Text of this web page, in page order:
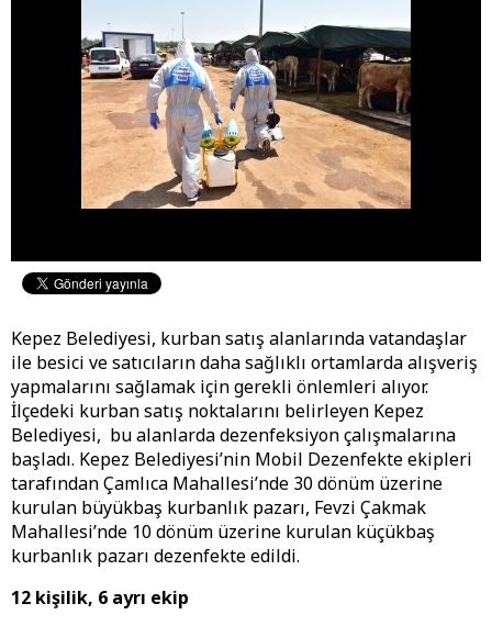
Kepez Belediyesi, kurban satış alanlarında vatandaşlar
ile besici ve satıcıların daha sağlıklı ortamlarda alışveriş
yapmalarını sağlamak için gerekli önlemleri alıyor.
İlçedeki kurban satış noktalarını belirleyen Kepez
Belediyesi, bu alanlarda dezenfeksiyon çalışmalarına
başladı. Kepez Belediyesi’nin Mobil Dezenfekte ekipleri
tarafından Çamlıca Mahallesi’nde 30 dönüm üzerine
kurulan büyükbaş kurbanlık pazarı, Fevzi Çakmak
Mahallesi’nde 10 dönüm üzerine kurulan küçükbaş
kurbanlık pazarı dezenfekte edildi.
12 kişilik, 6 ayrı ekip